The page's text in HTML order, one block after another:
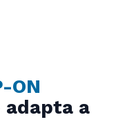
ON
adapta a